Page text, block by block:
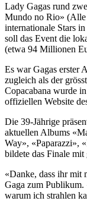
Lady Gagas rund
Mundo no Rio»
internationale Stars
soll das Event die
(etwa 94 Millionen
Es war Gagas erster
zugleich als der
Copacabana wurde
offiziellen Website
Die 39-Jährige
aktuellen Albums
Way», «Paparazzi»,
bildete das Finale mit
«Danke, dass ihr mit
Gaga zum
warum ich strahlen